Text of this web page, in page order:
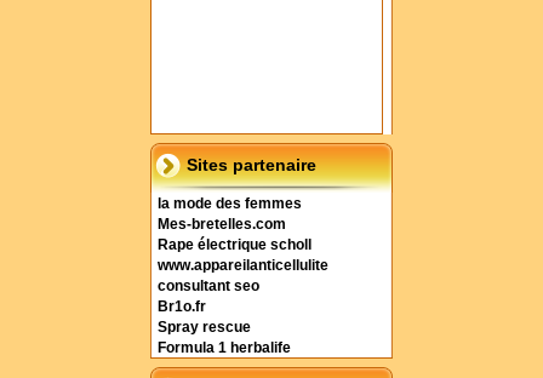
Sites partenaire
la mode des femmes
Mes-bretelles.com
Rape électrique scholl
www.appareilanticellulite
consultant seo
Br1o.fr
Spray rescue
Formula 1 herbalife